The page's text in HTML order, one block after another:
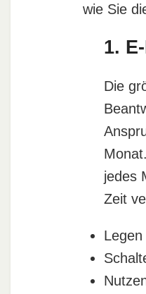
wie Sie
1.
Die
jedes
Zeit